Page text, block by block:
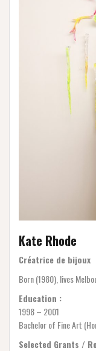
Kate Rhode
Créatrice de bijoux
Born (1980), lives
Education :
1998 – 2001
Bachelor of Fine Art
Selected Grants /